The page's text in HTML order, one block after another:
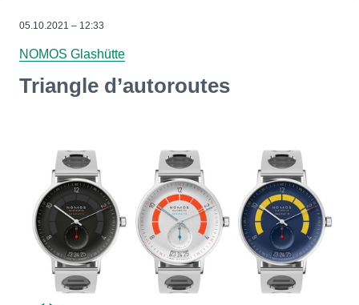
05.10.2021 – 12:33
NOMOS Glashütte
Triangle d’autoroutes